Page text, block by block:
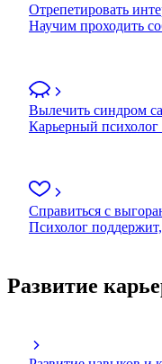
Отрепетировать
Научим проходить
Вылечить синдром
Карьерный психолог
Справиться с
Психолог
Развитие